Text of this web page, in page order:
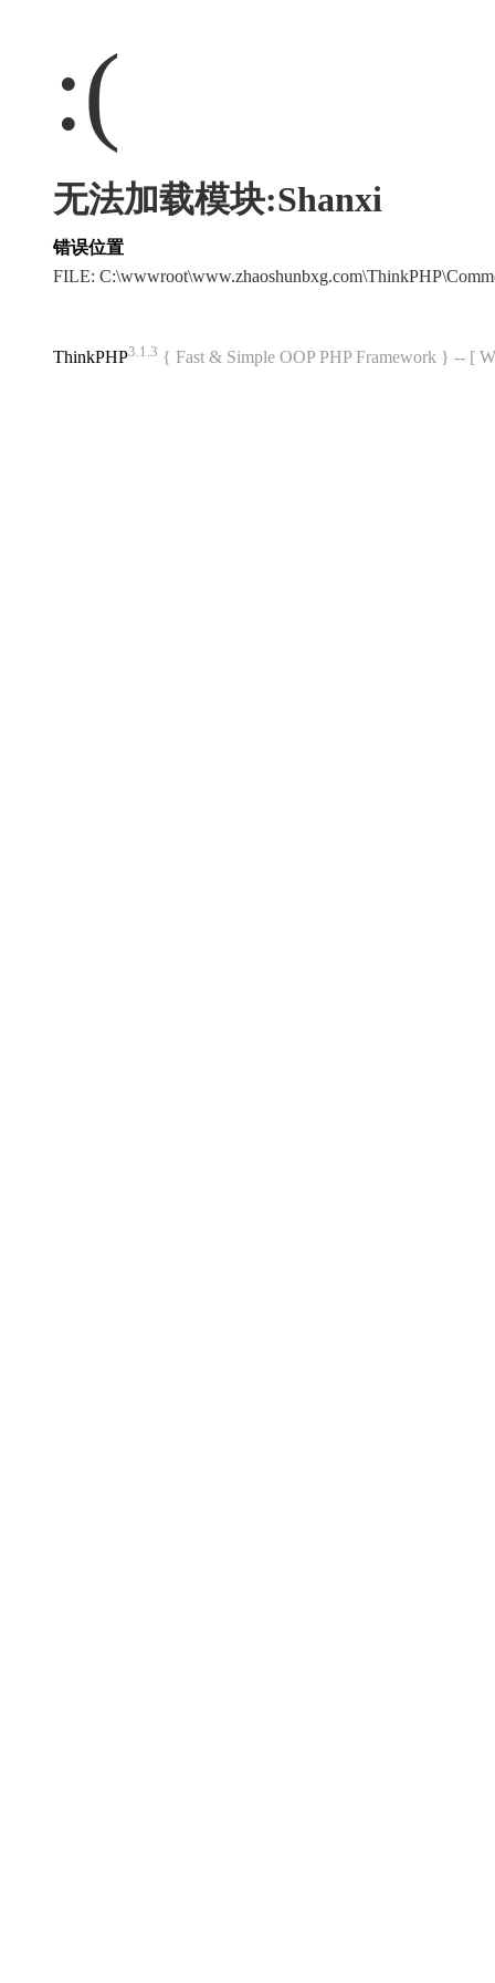
:(
无法加载模块:Shanxi
错误位置
FILE:
ThinkPHP3.1.3 { Fast & Simple OOP PHP Framework } -- [